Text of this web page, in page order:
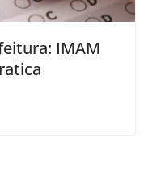
IMAM